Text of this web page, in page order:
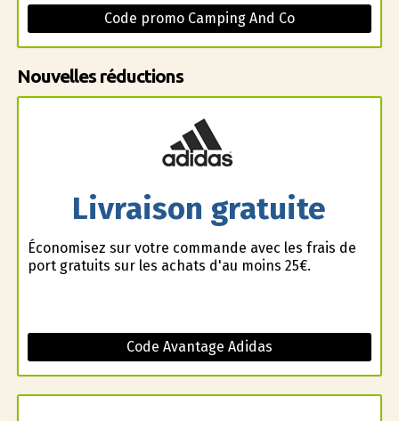
Code promo Camping And Co
Nouvelles réductions
Livraison gratuite
Économisez sur votre commande avec les frais de
port gratuits sur les achats d'au moins 25€.
Code Avantage Adidas